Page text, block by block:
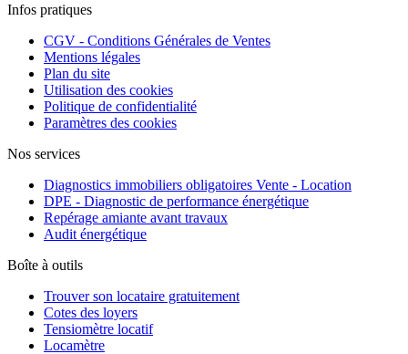
Infos pratiques
CGV - Conditions Générales de Ventes
Mentions légales
Plan du site
Utilisation des cookies
Politique de confidentialité
Paramètres des cookies
Nos services
Diagnostics immobiliers obligatoires Vente - Location
DPE - Diagnostic de performance énergétique
Repérage amiante avant travaux
Audit énergétique
Boîte à outils
Trouver son locataire gratuitement
Cotes des loyers
Tensiomètre locatif
Locamètre